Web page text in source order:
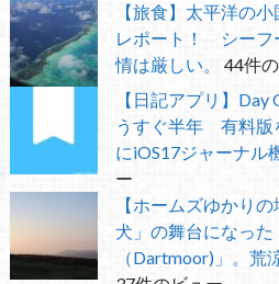
【旅食】太平洋の
レポート！ シーフ
情は厳しい。
44件
【日記アプリ】
うすぐ半年 有料版
にiOS17ジャーナル
ー
【ホームズゆかり
犬」の舞台になった
（Dartmoor)」。荒